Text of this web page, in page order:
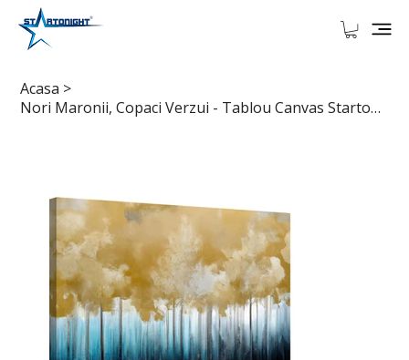
Acasa >
Nori Maronii, Copaci Verzui - Tablou Canvas Startonight